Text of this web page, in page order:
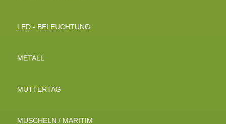
LED - BELEUCHTUNG
METALL
MUTTERTAG
MUSCHELN / MARITIM